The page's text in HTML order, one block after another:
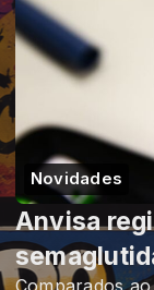
Novidades
Anvisa
Comparados